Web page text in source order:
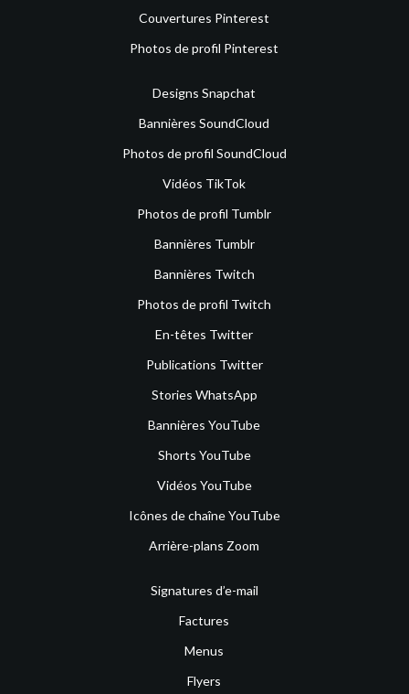
Couvertures Pinterest
Photos de profil Pinterest
Designs Snapchat
Bannières SoundCloud
Photos de profil SoundCloud
Vidéos TikTok
Photos de profil Tumblr
Bannières Tumblr
Bannières Twitch
Photos de profil Twitch
En-têtes Twitter
Publications Twitter
Stories WhatsApp
Bannières YouTube
Shorts YouTube
Vidéos YouTube
Icônes de chaîne YouTube
Arrière-plans Zoom
Signatures d’e-mail
Factures
Menus
Flyers